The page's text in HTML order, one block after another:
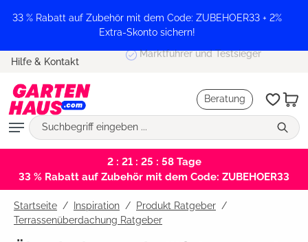
springen
33 % Rabatt auf Zubehör mit dem Code: ZUBEHOER33 + 2%
Extra-Skonto sichern!
Hilfe & Kontakt Marktführer und Testsieger
Beratung
2 : 21 : 25 : 57Tage
33 % Rabatt auf Zubehör mit dem Code: ZUBEHOER33
Startseite Inspiration / Produkt Ratgeber /
Terrassenüberdachung Ratgeber